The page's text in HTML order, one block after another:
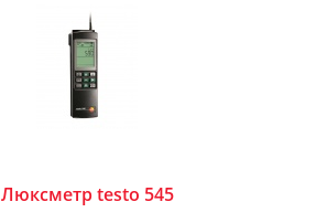
Люксметр testo 545